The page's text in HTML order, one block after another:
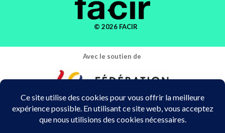
© 2026 FACIR
Avec le soutien de